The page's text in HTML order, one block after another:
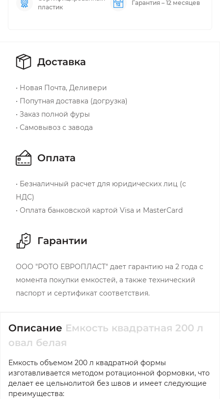
пластик
Гарантия – 12 месяцев
Описание Емкость квадратная 200 л
овал белая
Емкость объемом 200 л квадратной формы
изготавливается методом ротационной формовки, что
делает ее цельнолитой без швов и имеет следующие
преимущества:
Доставка
• Новая Почта, Деливери
• Попутная доставка (догрузка)
• Заказ полной фуры
• Самовывоз с завода
Оплата
• Безналичный расчет для юридических лиц (с
НДС)
• Оплата банковской картой Visa и MasterCard
Гарантии
ООО "РОТО ЕВРОПЛАСТ" дает гарантию на 2 года с
момента покупки емкостей, а также технический
паспорт и сертификат соответствия.